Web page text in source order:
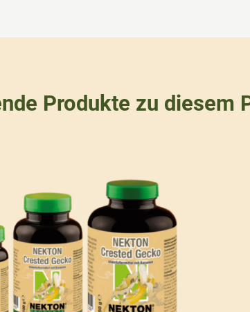
Produkte zu diesem